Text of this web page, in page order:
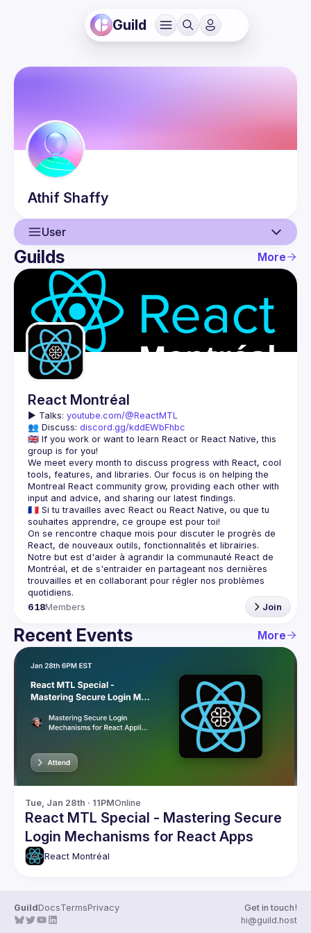
Guild
Athif Shaffy
User
User
Events
Guilds
Guilds More
React Montréal
▶️ Talks: youtube.com/@ReactMTL
👥 Discuss: discord.gg/kddEWbFhbc
🇬🇧 If you work or want to learn React or React Native, this
We meet every month to discuss progress with React, cool
tools, features, and libraries. Our focus is on helping the
Montreal React community grow, providing each other with
🇫🇷 Si tu travailles avec React ou React Native, ou que tu
On se rencontre chaque mois pour discuter le progrès de
React, de nouveaux outils, fonctionnalités et librairies.
Notre but est d'aider à agrandir la communauté React de
Montréal, et de s'entraider en partageant nos dernières
trouvailles et en collaborant pour régler nos problèmes
618Members Join
Recent Events More
Tue, Jan 28th · 11PMOnline
React MTL Special - Mastering Secure
Login Mechanisms for React Apps
React Montréal
GuildDocsTermsPrivacy
Get in touch!
hi@guild.host